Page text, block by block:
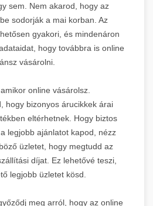
sem. Nem akarod, hogy az
sodorják a mai korban. Az
gyakori, és mindenáron
hogy továbbra is online
vásárolni.
online vásárolsz.
hogy bizonyos árucikkek árai
eltérhetnek. Hogy biztos
legjobb ajánlatot kapod, nézz
üzletet, hogy megtudd az
díjat. Ez lehetővé teszi,
legjobb üzletet kösd.
meg arról, hogy az online